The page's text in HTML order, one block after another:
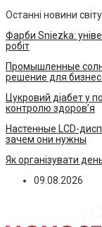
Останні новини світу
Фарби Sniezka:
робіт
Промышленные
решение для
Цукровий діабет у
контролю здоров’я
Настенные LCD-
зачем они нужны
Як організувати
09.08.2026